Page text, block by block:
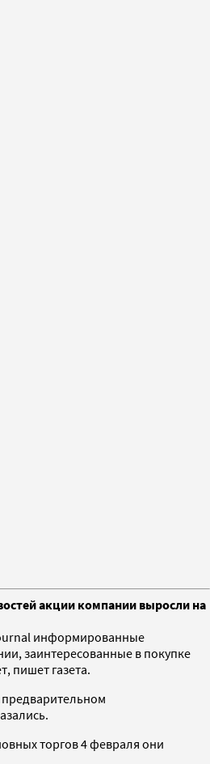
акции компании выросли на
информированные
заинтересованные в покупке
пишет газета.
торгов 4 февраля они